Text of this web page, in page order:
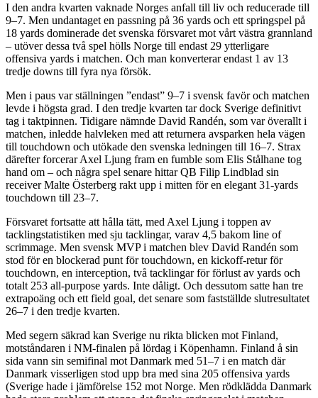
I den andra kvarten vaknade Norges anfall till liv och reducerade till
9–7. Men undantaget en passning på 36 yards och ett springspel på
18 yards dominerade det svenska försvaret mot vårt västra grannland
– utöver dessa två spel hölls Norge till endast 29 ytterligare
offensiva yards i matchen. Och man konverterar endast 1 av 13
tredje downs till fyra nya försök.
Men i paus var ställningen ”endast” 9–7 i svensk favör och matchen
levde i högsta grad. I den tredje kvarten tar dock Sverige definitivt
tag i taktpinnen. Tidigare nämnde David Randén, som var överallt i
matchen, inledde halvleken med att returnera avsparken hela vägen
till touchdown och utökade den svenska ledningen till 16–7. Strax
därefter forcerar Axel Ljung fram en fumble som Elis Stålhane tog
hand om – och några spel senare hittar QB Filip Lindblad sin
receiver Malte Österberg rakt upp i mitten för en elegant 31-yards
touchdown till 23–7.
Försvaret fortsatte att hålla tätt, med Axel Ljung i toppen av
tacklingstatistiken med sju tacklingar, varav 4,5 bakom line of
scrimmage. Men svensk MVP i matchen blev David Randén som
stod för en blockerad punt för touchdown, en kickoff-retur för
touchdown, en interception, två tacklingar för förlust av yards och
totalt 253 all-purpose yards. Inte dåligt. Och dessutom satte han tre
extrapoäng och ett field goal, det senare som fastställde slutresultatet
26–7 i den tredje kvarten.
Med segern säkrad kan Sverige nu rikta blicken mot Finland,
motståndaren i NM-finalen på lördag i Köpenhamn. Finland å sin
sida vann sin semifinal mot Danmark med 51–7 i en match där
Danmark visserligen stod upp bra med sina 205 offensiva yards
(Sverige hade i jämförelse 152 mot Norge. Men rödklädda Danmark